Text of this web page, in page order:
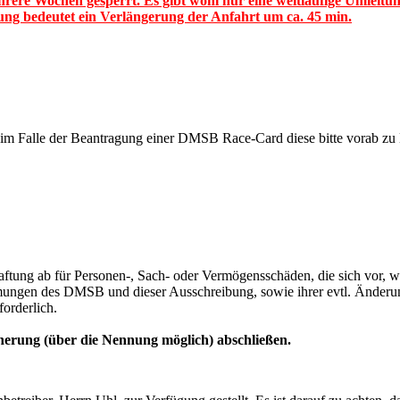
bedeutet ein Verlängerung der Anfahrt um ca. 45 min.
Falle der Beantragung einer DMSB Race-Card diese bitte vorab
ab für Personen-, Sach- oder Vermögensschäden, die sich vor,
des DMSB und dieser Ausschreibung, sowie ihrer evtl.
(über die Nennung möglich) abschließen.